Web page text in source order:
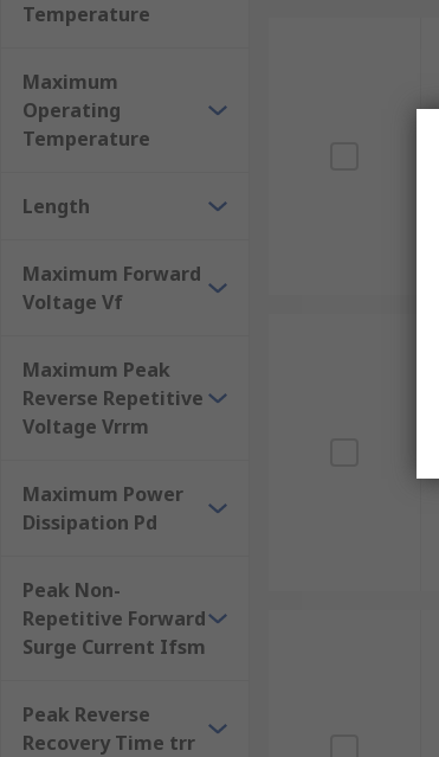
Temperature
Maximum
Operating
Temperature
Length
Maximum Forward
Voltage Vf
Maximum Peak
Reverse Repetitive
Voltage Vrrm
Maximum Power
Dissipation Pd
Peak Non-
Repetitive Forward
Surge Current Ifsm
Peak Reverse
Recovery Time trr